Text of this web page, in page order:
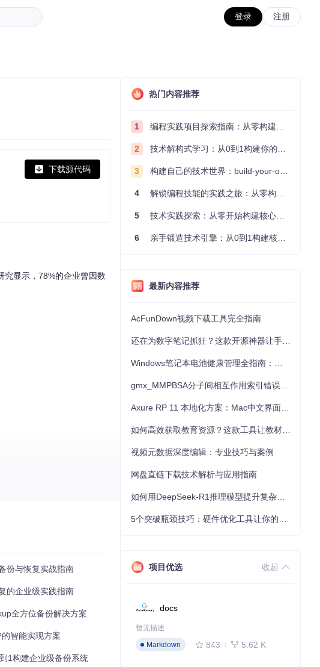
登录 注册
下载源代码
究显示，78%的企业曾因数
式导出，支持多种存储策
份与恢复实战指南
的企业级实践指南
全方位备份解决方案
智能实现方案
1构建企业级备份系统
热门内容推荐
1 编程实践项目探索指南：从零构建技术能力体系
2 技术解构式学习：从0到1构建你的编程知识体系
3 构建自己的技术世界：build-your-own-x项目的实践探索指南
4 解锁编程技能的实践之旅：从零构建你的技术世界
5 技术实践探索：从零开始构建核心系统的实践指南
6 亲手锻造技术引擎：从0到1构建核心系统的实践指南
最新内容推荐
AcFunDown视频下载工具完全指南
视频元数据深度编辑：专业技巧与案例
网盘直链下载技术解析与应用指南
项目优选 收起
docs
暂无描述
Markdown
843 5.62 K